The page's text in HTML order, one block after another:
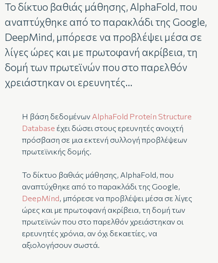
Το δίκτυο βαθιάς μάθησης, AlphaFold, που
αναπτύχθηκε από το παρακλάδι της Google,
DeepMind, μπόρεσε να προβλέψει μέσα σε
λίγες ώρες και με πρωτοφανή ακρίβεια, τη
δομή των πρωτεϊνών που στο παρελθόν
χρειάστηκαν οι ερευνητές…
Η βάση δεδομένων AlphaFold Protein Structure
Database έχει δώσει στους ερευνητές ανοιχτή
πρόσβαση σε μια εκτενή συλλογή προβλέψεων
πρωτεϊνικής δομής.
Το δίκτυο βαθιάς μάθησης, AlphaFold, που
αναπτύχθηκε από το παρακλάδι της Google,
DeepMind, μπόρεσε να προβλέψει μέσα σε λίγες
ώρες και με πρωτοφανή ακρίβεια, τη δομή των
πρωτεϊνών που στο παρελθόν χρειάστηκαν οι
ερευνητές χρόνια, αν όχι δεκαετίες, να
αξιολογήσουν σωστά.